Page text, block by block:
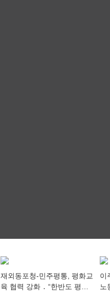
재외동포청-민주평통, 평화교
육 협력 강화 ․ “한반도 평화,
이
노